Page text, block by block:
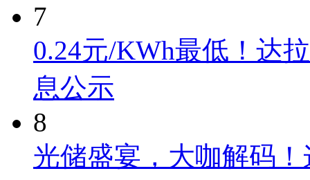
7
0.24元/KWh最低！达
息公示
8
光储盛宴，大咖解码